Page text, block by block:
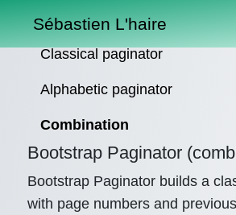
Sébastien L'haire
Classical paginator
Alphabetic paginator
Combination
Bootstrap Paginator
Bootstrap Paginator builds a
with page numbers and